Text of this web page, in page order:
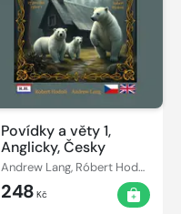
Povídky a věty 1,
Anglicky, Česky
Andrew Lang, Róbert Hodoši
248 Kč